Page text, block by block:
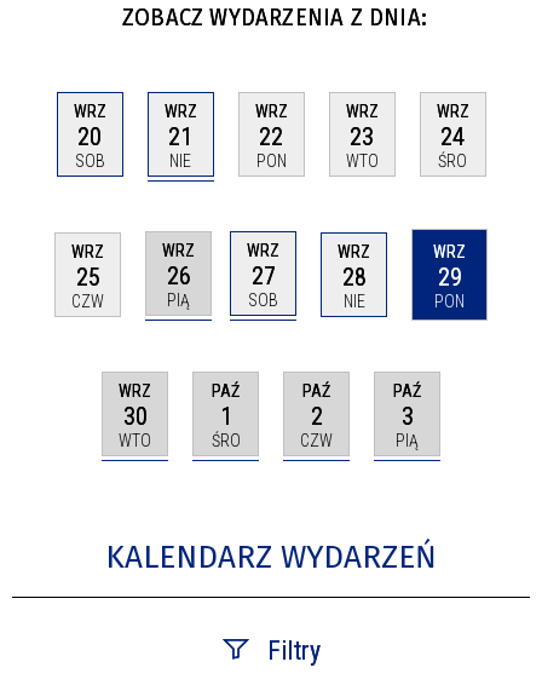
ZOBACZ WYDARZENIA Z DNIA:
WRZ
20
SOB
WRZ
21
NIE
WRZ
22
PON
WRZ
23
WTO
WRZ
24
ŚRO
WRZ
25
CZW
WRZ
26
PIĄ
WRZ
27
SOB
WRZ
28
NIE
WRZ
29
PON
WRZ
30
WTO
PAŹ
1
ŚRO
PAŹ
2
CZW
PAŹ
3
PIĄ
KALENDARZ WYDARZEŃ
Filtry